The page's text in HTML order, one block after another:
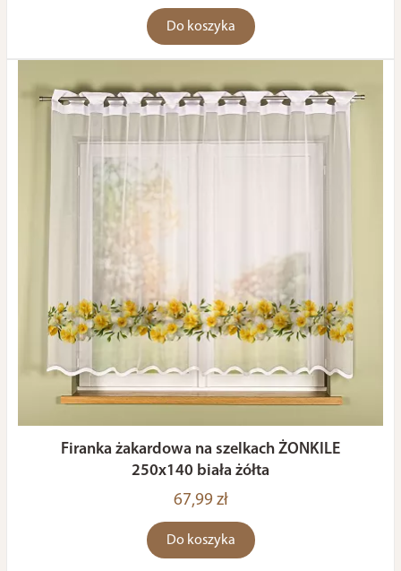
Do koszyka
Firanka żakardowa na szelkach ŻONKILE
250x140 biała żółta
67,99 zł
Do koszyka